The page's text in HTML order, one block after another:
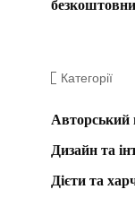
Категорії
Авторський
Дизайн та
Дієти та